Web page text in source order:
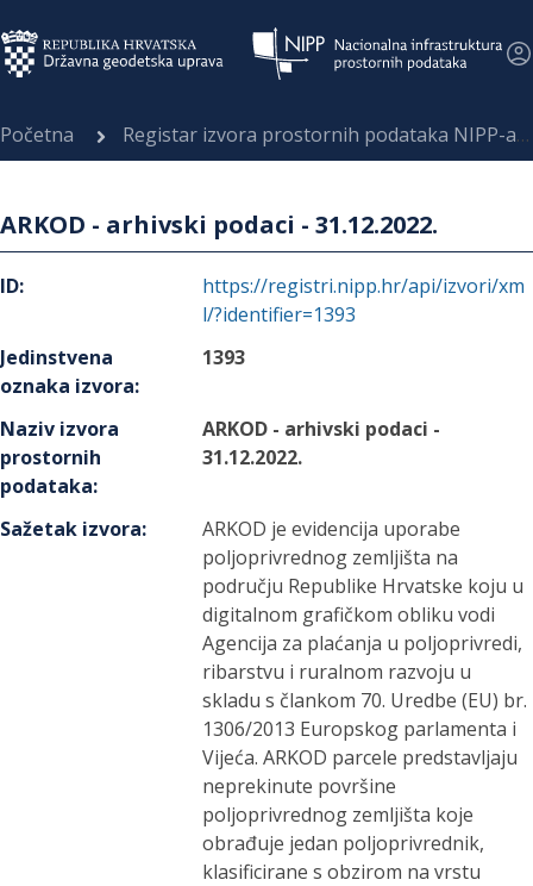
Početna Registar izvora prostornih podataka NIPP-a
ARKOD - arhivski podaci - 31.12.2022.
ID:
https://registri.nipp.hr/api/izvori/xm
l/?identifier=1393
Jedinstvena
oznaka izvora:
1393
Naziv izvora
prostornih
podataka:
ARKOD - arhivski podaci -
31.12.2022.
Sažetak izvora:
ARKOD je evidencija uporabe
poljoprivrednog zemljišta na
području Republike Hrvatske koju u
digitalnom grafičkom obliku vodi
Agencija za plaćanja u poljoprivredi,
ribarstvu i ruralnom razvoju u
skladu s člankom 70. Uredbe (EU) br.
1306/2013 Europskog parlamenta i
Vijeća. ARKOD parcele predstavljaju
neprekinute površine
poljoprivrednog zemljišta koje
obrađuje jedan poljoprivrednik,
klasificirane s obzirom na vrstu